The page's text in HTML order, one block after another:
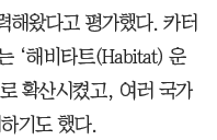
해왔다고 평가했다. 카터
‘해비타트(Habitat) 운
확산시켰고, 여러 국가
기도 했다.